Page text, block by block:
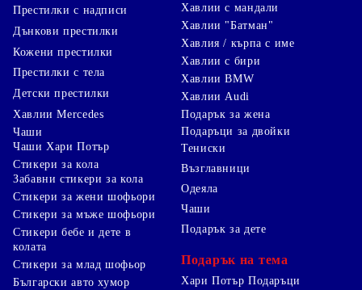
Престилки с надписи
Дънкови престилки
Кожени престилки
Престилки с тела
Детски престилки
Хавлии с мандали
Хавлии "Батман"
Хавлия / кърпа с име
Хавлии с бири
Хавлии BMW
Хавлии Audi
Хавлии Mercedes
Чаши
Чаши Хари Потър
Стикери за кола
Забавни стикери за кола
Стикери за жени шофьори
Стикери за мъже шофьори
Стикери бебе и дете в
колата
Стикери за млад шофьор
Български авто хумор
Подарък за жена
Подаръци за двойки
Тениски
Възглавници
Одеяла
Чаши
Подарък за дете
Подарък на тема
Хари Потър Подаръци